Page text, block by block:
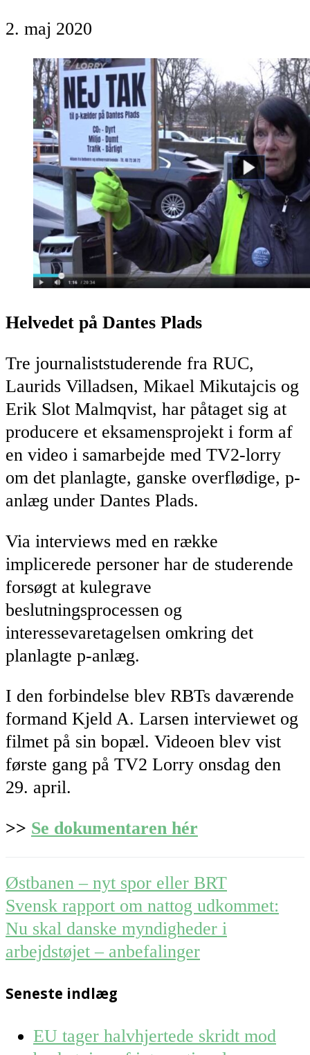
2. maj 2020
Helvedet på Dantes Plads
Tre journaliststuderende fra RUC,
Laurids Villadsen, Mikael Mikutajcis og
Erik Slot Malmqvist, har påtaget sig at
producere et eksamensprojekt i form af
en video i samarbejde med TV2-lorry
om det planlagte, ganske overflødige, p-
anlæg under Dantes Plads.
Via interviews med en række
implicerede personer har de studerende
forsøgt at kulegrave
beslutningsprocessen og
interessevaretagelsen omkring det
planlagte p-anlæg.
I den forbindelse blev RBTs daværende
formand Kjeld A. Larsen interviewet og
filmet på sin bopæl. Videoen blev vist
første gang på TV2 Lorry onsdag den
29. april.
>> Se dokumentaren hér
Post
navigation
Østbanen – nyt spor eller BRT
Svensk rapport om nattog udkommet:
Nu skal danske myndigheder i
arbejdstøjet – anbefalinger
Seneste indlæg
EU tager halvhjertede skridt mod